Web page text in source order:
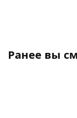
Ранее вы